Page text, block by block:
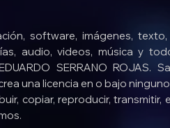
software, imágenes,
audio, videos, música y
SERRANO ROJAS.
una licencia en o bajo
copiar, reproducir, transmitir,